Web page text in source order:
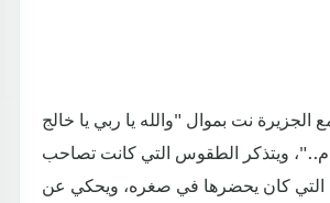
الجزيرة نت بموال "والله يا ربي يا خالج
ويتذكر الطقوس التي كانت تصاحب
التي كان يحضرها في صغره، ويحكي عن